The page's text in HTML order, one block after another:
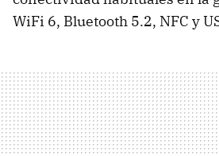
WiFi 6, Bluetooth 5.2, NFC y